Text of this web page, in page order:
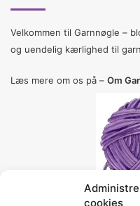
cookies
Velkommen til Garnnøgle –
og uendelig kærlighed til
Læs mere om os på – Om